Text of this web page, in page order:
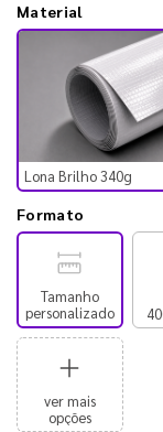
Material
Lona Brilho 340g
Formato
Tamanho
personalizado
ver mais
opções